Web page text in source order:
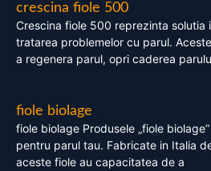
crescina fiole 500
Crescina fiole 500 reprezinta solutia
tratarea problemelor cu parul.
a regenera parul, opri caderea
fiole biolage
fiole biolage Produsele „fiole
pentru parul tau. Fabricate in Italia
aceste fiole au capacitatea de a